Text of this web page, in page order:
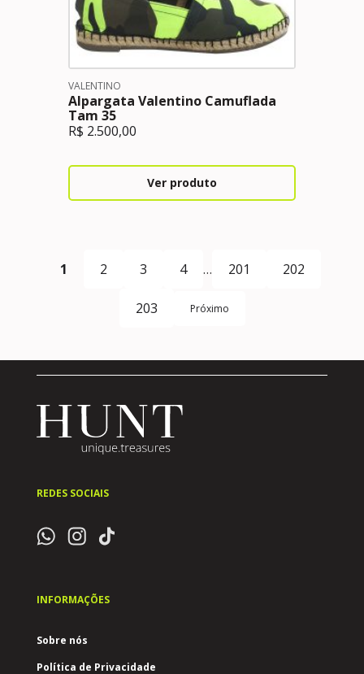
VALENTINO
Alpargata Valentino Camuflada
Tam 35
R$ 2.500,00
Ver produto
1 2 3 4 … 201 202
203 Próximo
REDES SOCIAIS
INFORMAÇÕES
Sobre nós
Política de Privacidade